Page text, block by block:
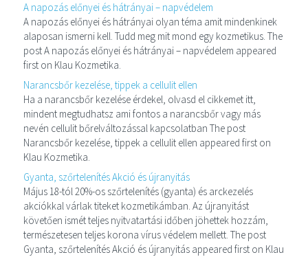
A napozás előnyei és hátrányai – napvédelem
A napozás előnyei és hátrányai olyan téma amit mindenkinek
alaposan ismerni kell. Tudd meg mit mond egy kozmetikus. The
post A napozás előnyei és hátrányai – napvédelem appeared
first on Klau Kozmetika.
Narancsbőr kezelése, tippek a cellulit ellen
Ha a narancsbőr kezelése érdekel, olvasd el cikkemet itt,
mindent megtudhatsz ami fontos a narancsbőr vagy más
nevén cellulit bőrelváltozással kapcsolatban The post
Narancsbőr kezelése, tippek a cellulit ellen appeared first on
Klau Kozmetika.
Gyanta, szőrtelenítés Akció és újranyitás
Május 18-tól 20%-os szőrtelenítés (gyanta) és arckezelés
akciókkal várlak titeket kozmetikámban. Az újranyitást
követően ismét teljes nyitvatartási időben jöhettek hozzám,
természetesen teljes korona vírus védelem mellett. The post
Gyanta, szőrtelenítés Akció és újranyitás appeared first on Klau